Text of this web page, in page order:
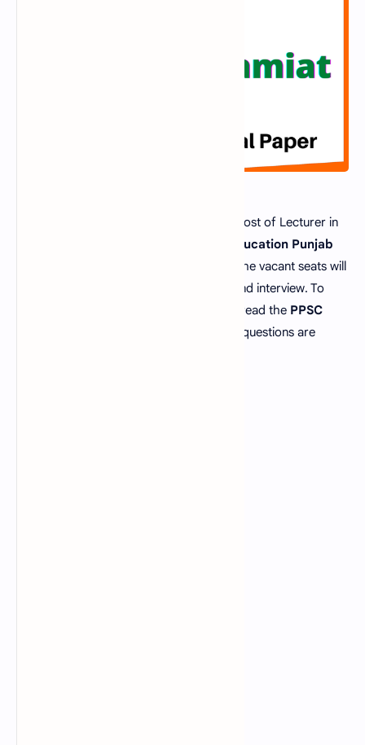
has announced vacancies for the post of Lecturer in
Department of Higher Education Punjab
for male and female. Recruitment for all the vacant seats will
be after PPSC competitive examination and interview. To
prepare for the test, the candidate must read the PPSC
as many questions are